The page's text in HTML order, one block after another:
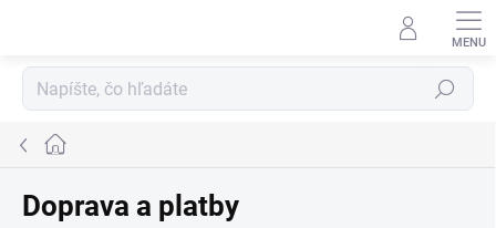
Hľadať
Domov
Doprava a platby